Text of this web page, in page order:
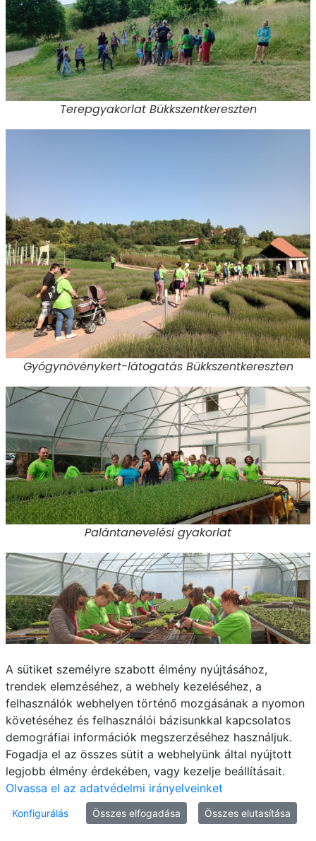
Terepgyakorlat Bükkszentkereszten
Gyógynövénykert-látogatás Bükkszentkereszten
Palántanevelési gyakorlat
Palántanevelési gyakorlat
A sütiket személyre szabott élmény nyújtásához,
trendek elemzéséhez, a webhely kezeléséhez, a
felhasználók webhelyen történő mozgásának a nyomon
követéséhez és felhasználói bázisunkkal kapcsolatos
demográfiai információk megszerzéséhez használjuk.
Fogadja el az összes sütit a webhelyünk által nyújtott
legjobb élmény érdekében, vagy kezelje beállításait.
Olvassa el az adatvédelmi irányelveinket
Konfigurálás Összes elfogadása Összes elutasítása